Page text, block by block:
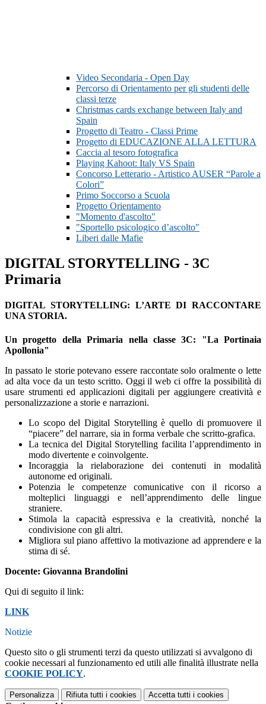
Video Secondaria - Open Day
Percorso di Orientamento per gli studenti delle
classi terze
Christmas cards exchange between Italy and
Spain
Progetto di Teatro - Classi Prime
Progetto di EDUCAZIONE ALLA LETTURA
Caccia al tesoro fotografica
Playing Kahoot: Italy VS Spain
Concorso Letterario - Artistico AUSER “Parole a
Colori”
Primo Soccorso a Scuola
Progetto Orientamento
"Momento d'ascolto"
"Sportello psicologico d’ascolto"
Liberi dalle Mafie
DIGITAL STORYTELLING - 3C
Primaria
DIGITAL STORYTELLING: L’ARTE DI RACCONTARE
UNA STORIA.
Un progetto della Primaria nella classe 3C: "La Portinaia
Apollonia"
In passato le storie potevano essere raccontate solo oralmente o lette
ad alta voce da un testo scritto. Oggi il web ci offre la possibilità di
usare strumenti ed applicazioni digitali per aggiungere creatività e
personalizzazione a storie e narrazioni.
Lo scopo del Digital Storytelling è quello di promuovere il
“piacere” del narrare, sia in forma verbale che scritto-grafica.
La tecnica del Digital Storytelling facilita l’apprendimento in
modo divertente e coinvolgente.
Incoraggia la rielaborazione dei contenuti in modalità
autonome ed originali.
Potenzia le competenze comunicative con il ricorso a
molteplici linguaggi e nell’apprendimento delle lingue
straniere.
Stimola la capacità espressiva e la creatività, nonché la
condivisione con gli altri.
Migliora sul piano affettivo la motivazione ad apprendere e la
stima di sé.
Docente: Giovanna Brandolini
Qui di seguito il link:
LINK
Notizie
Questo sito o gli strumenti terzi da questo utilizzati si avvalgono di
cookie necessari al funzionamento ed utili alle finalità illustrate nella
COOKIE POLICY.
Personalizza Rifiuta tutti i cookies Accetta tutti i cookies